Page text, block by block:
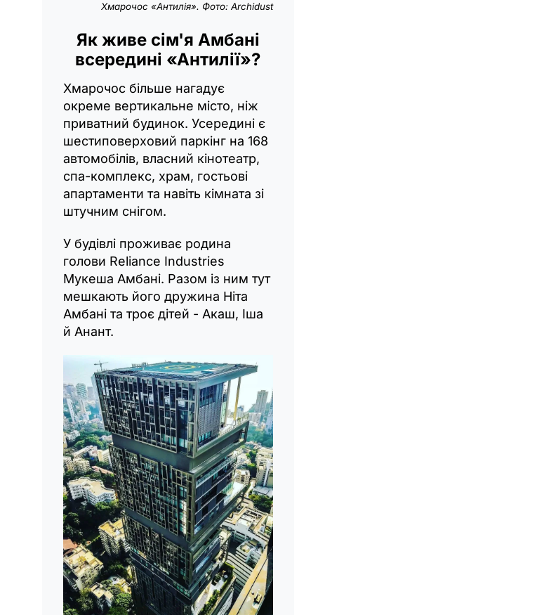
Хмарочос «Антилія». Фото: Archidust
Як живе сім'я Амбані
всередині «Антилії»?
Хмарочос більше нагадує
окреме вертикальне місто, ніж
приватний будинок. Усередині є
шестиповерховий паркінг на 168
автомобілів, власний кінотеатр,
спа-комплекс, храм, гостьові
апартаменти та навіть кімната зі
штучним снігом.
У будівлі проживає родина
голови Reliance Industries
Мукеша Амбані. Разом із ним тут
мешкають його дружина Ніта
Амбані та троє дітей - Акаш, Іша
й Анант.